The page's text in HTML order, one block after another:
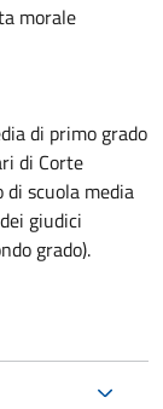
morale
di primo grado
di Corte
scuola media
giudici
grado).